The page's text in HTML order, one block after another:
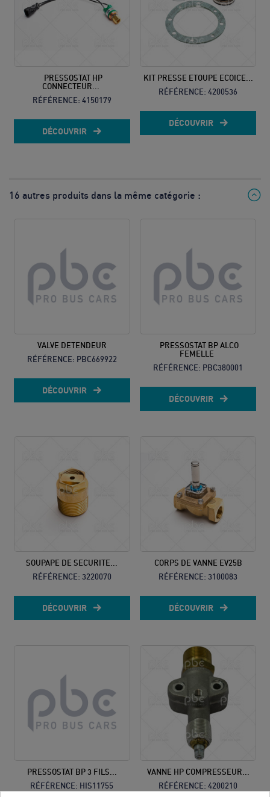
PRESSOSTAT HP
CONNECTEUR...
RÉFÉRENCE: 4150179
DÉCOUVRIR
KIT PRESSE ETOUPE ECOICE...
RÉFÉRENCE: 4200536
DÉCOUVRIR
16 autres produits dans la même catégorie :
VALVE DETENDEUR
RÉFÉRENCE: PBC669922
DÉCOUVRIR
PRESSOSTAT BP ALCO
FEMELLE
RÉFÉRENCE: PBC380001
DÉCOUVRIR
SOUPAPE DE SECURITE...
RÉFÉRENCE: 3220070
DÉCOUVRIR
CORPS DE VANNE EV25B
RÉFÉRENCE: 3100083
DÉCOUVRIR
PRESSOSTAT BP 3 FILS...
RÉFÉRENCE: HIS11755
VANNE HP COMPRESSEUR...
RÉFÉRENCE: 4200210